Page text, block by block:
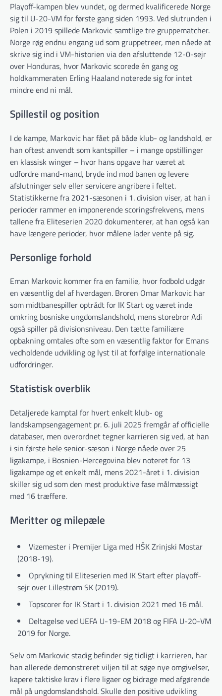
Playoff-kampen blev vundet, og dermed kvalificerede Norge
sig til U-20-VM for første gang siden 1993. Ved slutrunden i
Polen i 2019 spillede Markovic samtlige tre gruppematcher.
Norge røg endnu engang ud som gruppetreer, men nåede at
skrive sig ind i VM-historien via den afsluttende 12-0-sejr
over Honduras, hvor Markovic scorede én gang og
holdkammeraten Erling Haaland noterede sig for intet
mindre end ni mål.
Spillestil og position
I de kampe, Markovic har fået på både klub- og landshold, er
han oftest anvendt som kantspiller – i mange opstillinger
en klassisk winger – hvor hans opgave har været at
udfordre mand-mand, bryde ind mod banen og levere
afslutninger selv eller servicere angribere i feltet.
Statistikkerne fra 2021-sæsonen i 1. division viser, at han i
perioder rammer en imponerende scoringsfrekvens, mens
tallene fra Eliteserien 2020 dokumenterer, at han også kan
have længere perioder, hvor målene lader vente på sig.
Personlige forhold
Eman Markovic kommer fra en familie, hvor fodbold udgør
en væsentlig del af hverdagen. Broren Omar Markovic har
som midtbanespiller optrådt for IK Start og været inde
omkring bosniske ungdomslandshold, mens storebror Adi
også spiller på divisionsniveau. Den tætte familiære
opbakning omtales ofte som en væsentlig faktor for Emans
vedholdende udvikling og lyst til at forfølge internationale
udfordringer.
Statistisk overblik
Detaljerede kamptal for hvert enkelt klub- og
landskampsengagement pr. 6. juli 2025 fremgår af officielle
databaser, men overordnet tegner karrieren sig ved, at han
i sin første hele senior-sæson i Norge nåede over 25
ligakampe, i Bosnien-Hercegovina blev noteret for 13
ligakampe og et enkelt mål, mens 2021-året i 1. division
skiller sig ud som den mest produktive fase målmæssigt
med 16 træffere.
Meritter og milepæle
Vizemester i Premijer Liga med HŠK Zrinjski Mostar
(2018-19).
Oprykning til Eliteserien med IK Start efter playoff-
sejr over Lillestrøm SK (2019).
Topscorer for IK Start i 1. division 2021 med 16 mål.
Deltagelse ved UEFA U-19-EM 2018 og FIFA U-20-VM
2019 for Norge.
Selv om Markovic stadig befinder sig tidligt i karrieren, har
han allerede demonstreret viljen til at søge nye omgivelser,
kapere taktiske krav i flere ligaer og bidrage med afgørende
mål på ungdomslandshold. Skulle den positive udvikling